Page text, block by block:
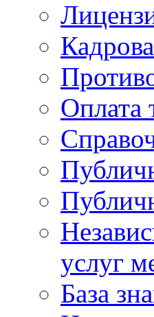
Оплата
услуг
База